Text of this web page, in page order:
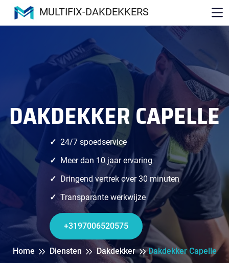
MULTIFIX-DAKDEKKERS
DAKDEKKER CAPELLE
24/7 spoedservice
Meer dan 10 jaar ervaring
Dringend vertrek over 30 minuten
Transparante werkwijze
+3197006520575
Home Diensten Dakdekker Dakdekker Capelle